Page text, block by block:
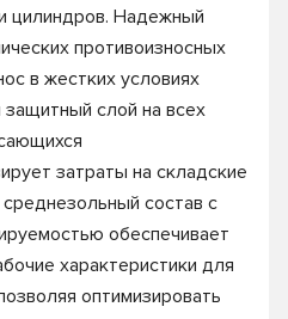
цилиндров. Надежный
противоизносных
в жестких условиях
слой на всех
затраты на складские
состав с
обеспечивает
характеристики для
оптимизировать